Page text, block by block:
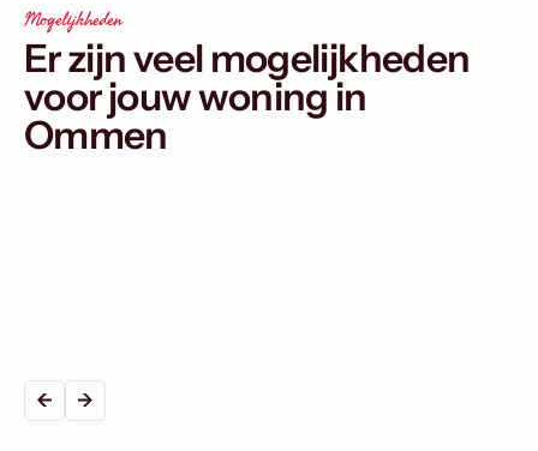
Mogelijkheden
Er zijn veel mogelijkheden
voor jouw woning in
Ommen